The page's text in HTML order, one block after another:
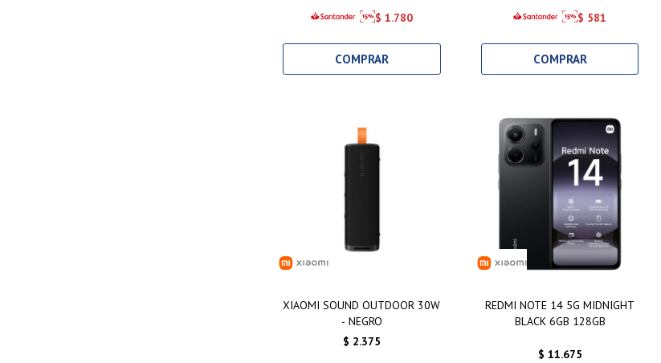
$ 1.780 $ 581
XIAOMI SOUND OUTDOOR 30W
- NEGRO
$ 2.375
REDMI NOTE 14 5G MIDNIGHT
BLACK 6GB 128GB
$ 11.675